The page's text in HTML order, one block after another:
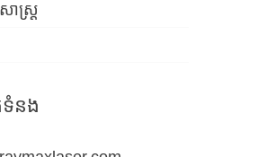
ាប់។ គែមនៃកណ្តាប់ដៃ និងចុង
រតិបត្តិការនៃប្រអប់លេខ
តឹងនៅក្នុងសម្ភារៈគឺអស្ចារ្យ
ាស្ត្រ
ទំនង